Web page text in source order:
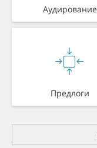
Аудирование
Предлоги